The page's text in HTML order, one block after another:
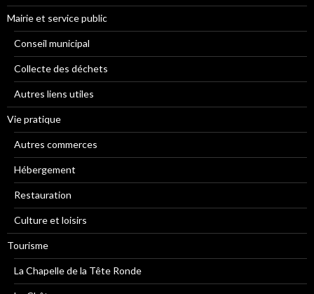
Mairie et service public
Conseil municipal
Collecte des déchets
Autres liens utiles
Vie pratique
Autres commerces
Hébergement
Restauration
Culture et loisirs
Tourisme
La Chapelle de la Tête Ronde